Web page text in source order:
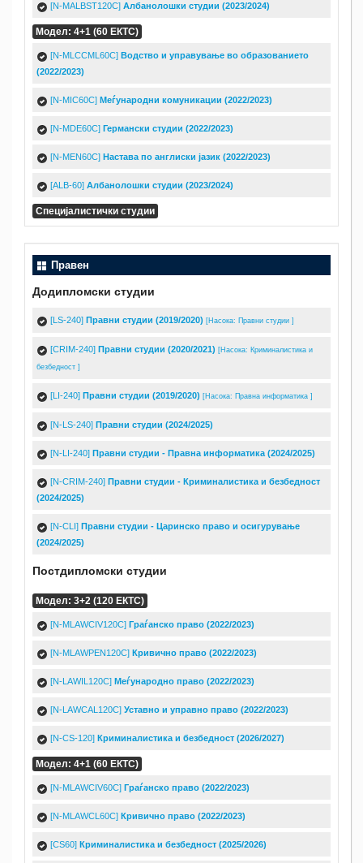
[N-MALBST120C] Албанолошки студии (2023/2024)
Модел: 4+1 (60 ЕКТС)
[N-MLCCML60C] Водство и управување во образованието
(2022/2023)
[N-MIC60C] Mеѓународни комуникации (2022/2023)
[N-MDE60C] Германски студии (2022/2023)
[N-MEN60C] Настава по англиски јазик (2022/2023)
[ALB-60] Албанолошки студии (2023/2024)
Специјалистички студии
Правен
Додипломски студии
[LS-240] Правни студии (2019/2020) [Насока: Правни студии ]
[CRIM-240] Правни студии (2020/2021) [Насока: Криминалистика и
безбедност ]
[LI-240] Правни студии (2019/2020) [Насока: Правна информатика ]
[N-LS-240] Правни студии (2024/2025)
[N-LI-240] Правни студии - Правна информатика (2024/2025)
[N-CRIM-240] Правни студии - Криминалистика и безбедност
(2024/2025)
[N-CLI] Правни студии - Царинско право и осигурување
(2024/2025)
Постдипломски студии
Модел: 3+2 (120 ЕКТС)
[N-MLAWCIV120C] Граѓанско право (2022/2023)
[N-MLAWPEN120C] Кривично право (2022/2023)
[N-LAWIL120C] Меѓународно право (2022/2023)
[N-LAWCAL120C] Уставно и управно право (2022/2023)
[N-CS-120] Криминалистика и безбедност (2026/2027)
Модел: 4+1 (60 ЕКТС)
[N-MLAWCIV60C] Граѓанско право (2022/2023)
[N-MLAWCL60C] Кривично право (2022/2023)
[CS60] Криминалистика и безбедност (2025/2026)